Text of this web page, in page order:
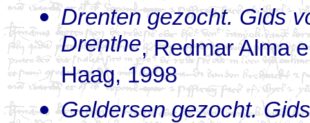
Drenten gezocht. Gids
Drenthe, Redmar Alma
Haag, 1998
Geldersen gezocht.